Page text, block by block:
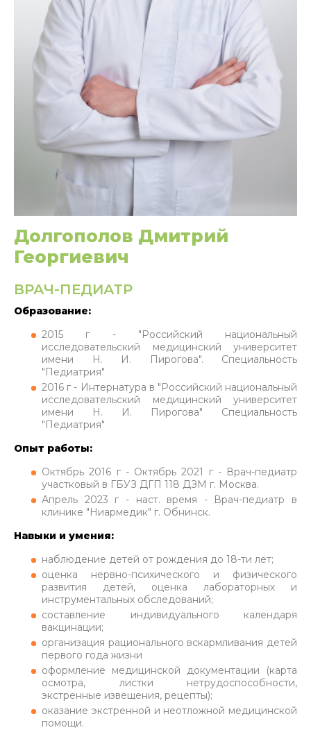
Долгополов Дмитрий
Георгиевич
ВРАЧ-ПЕДИАТР
Образование:
2015 г - "Российский национальный
исследовательский медицинский университет
имени Н. И. Пирогова". Специальность
"Педиатрия"
2016 г - Интернатура в "Российский национальный
исследовательский медицинский университет
имени Н. И. Пирогова" Специальность
"Педиатрия"
Опыт работы:
Октябрь 2016 г - Октябрь 2021 г - Врач-педиатр
участковый в ГБУЗ ДГП 118 ДЗМ г. Москва.
Апрель 2023 г - наст. время - Врач-педиатр в
клинике "Ниармедик" г. Обнинск.
Навыки и умения:
наблюдение детей от рождения до 18-ти лет;
оценка нервно-психического и физического
развития детей, оценка лабораторных и
инструментальных обследований;
составление индивидуального календаря
вакцинации;
организация рационального вскармливания детей
первого года жизни
оформление медицинской документации (карта
осмотра, листки нетрудоспособности,
экстренные извещения, рецепты);
оказание экстренной и неотложной медицинской
помощи.